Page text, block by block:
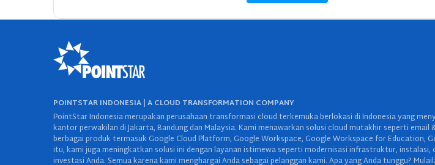
POINTSTAR INDONESIA | A CLOUD TRANSFORMATION COMPANY
PointStar Indonesia merupakan perusahaan transformasi cloud terkemuka berlokasi di Indonesia yang
kantor perwakilan di Jakarta, Bandung dan Malaysia. Kami menawarkan solusi cloud mutakhir seperti
berbagai produk termasuk Google Cloud Platform, Google Workspace, Google Workspace for Education,
itu, kami juga meningkatkan solusi ini dengan layanan istimewa seperti modernisasi infrastruktur,
investasi Anda. Semua karena kami menghargai Anda sebagai pelanggan kami. Apa yang Anda tunggu?